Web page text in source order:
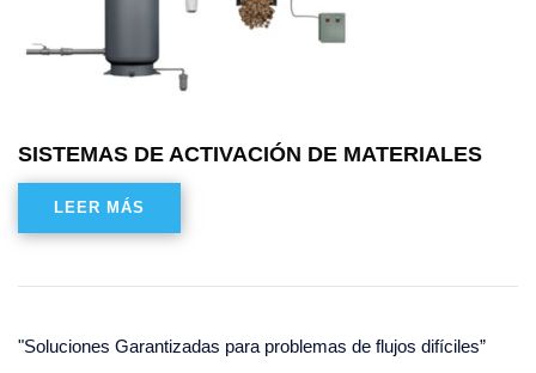
SISTEMAS DE ACTIVACIÓN DE MATERIALES
LEER MÁS
"Soluciones Garantizadas para problemas de flujos difíciles”